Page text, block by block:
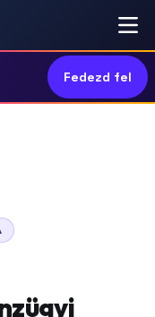
Fedezd fel